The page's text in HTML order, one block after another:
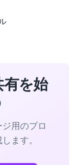
を始
用のプロ
ます。